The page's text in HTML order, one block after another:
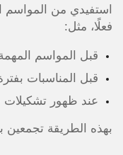
استفيدي من المواسم
فعلًا، مثل:
قبل المواسم
قبل المناسبات
عند ظهور تشكيلات
بهذه الطريقة تجمعين